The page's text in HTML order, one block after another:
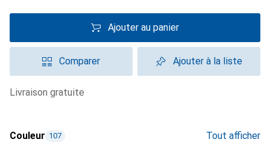
Ajouter au panier
Comparer Ajouter à la liste
livraison gratuite
Couleur 107 Tout afficher